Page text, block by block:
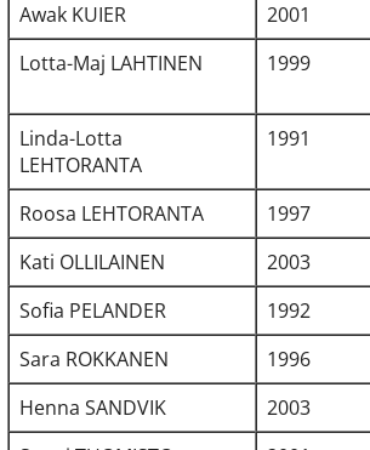
Awak KUIER
2001
Lotta-Maj LAHTINEN
1999
Linda-Lotta
LEHTORANTA
1991
Roosa LEHTORANTA 1997
Kati OLLILAINEN
2003
Sofia PELANDER
1992
Sara ROKKANEN
1996
Henna SANDVIK
2003